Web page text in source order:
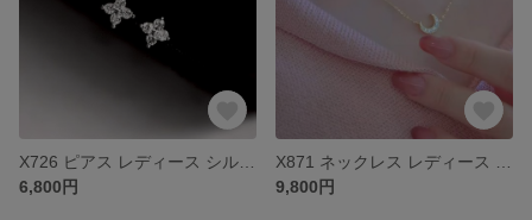
6,800円
9,800円